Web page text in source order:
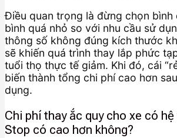
Điều quan trọng là đừng chọn bình
bình quá nhỏ so với nhu cầu sử
thông số không đúng kích thước
sẽ khiến quá trình thay lắp phức
tuổi thọ thực tế giảm. Khi đó, cái
biến thành tổng chi phí cao hơn
dụng.
Chi phí thay ắc quy cho xe có
Stop có cao hơn không?